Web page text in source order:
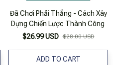
Đã Chơi Phải Thắng - Cách Xây
Dựng Chiến Lược Thành Công
$26.99 USD $28.00 USD
ADD TO CART